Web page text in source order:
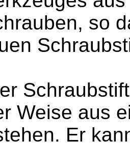
so
Weise aus
Er